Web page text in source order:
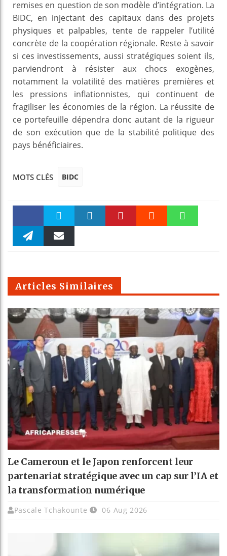
remises en question de son modèle d’intégration. La
BIDC, en injectant des capitaux dans des projets
physiques et palpables, tente de rappeler l’utilité
concrète de la coopération régionale. Reste à savoir
si ces investissements, aussi stratégiques soient ils,
parviendront à résister aux chocs exogènes,
notamment la volatilité des matières premières et
les pressions inflationnistes, qui continuent de
fragiliser les économies de la région. La réussite de
ce portefeuille dépendra donc autant de la rigueur
de son exécution que de la stabilité politique des
pays bénéficiaires.
MOTS CLÉS BIDC
Faceboo Twitter
m
Articles Similaires
Le Cameroun et le Japon renforcent leur
partenariat stratégique avec un cap sur l’IA et
la transformation numérique
Pascale Tchakounte 06 Aug 2026